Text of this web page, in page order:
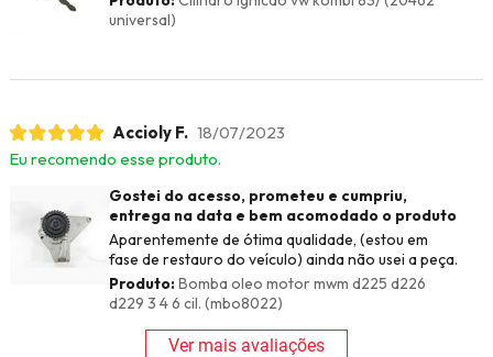
universal)
Accioly F. 18/07/2023
Eu recomendo esse produto.
Gostei do acesso, prometeu e cumpriu,
entrega na data e bem acomodado o produto
Aparentemente de ótima qualidade, (estou em
fase de restauro do veículo) ainda não usei a peça.
Produto:Bomba oleo motor mwm d225 d226
d229 3 4 6 cil. (mbo8022)
Ver mais avaliações